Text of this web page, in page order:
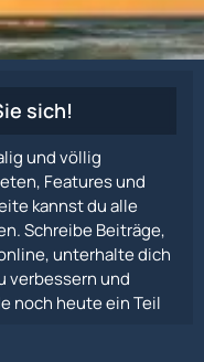
sich!
und völlig
Features und
kannst du alle
Schreibe Beiträge,
unterhalte dich
verbessern und
noch heute ein Teil